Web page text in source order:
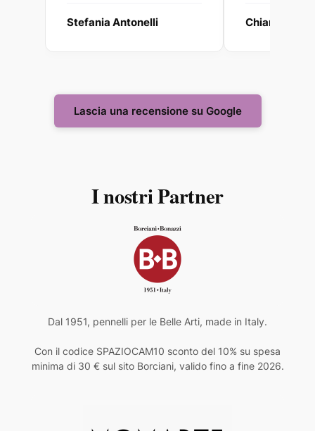
Stefania Antonelli Chiara
Lascia una recensione su Google
I nostri Partner
Dal 1951, pennelli per le Belle Arti, made in Italy.
Con il codice SPAZIOCAM10 sconto del 10% su spesa
minima di 30 € sul sito Borciani, valido fino a fine 2026.